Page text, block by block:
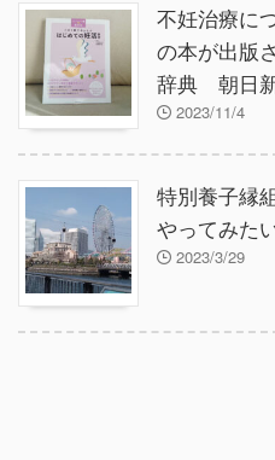
不妊治療に
の本が出版
辞典 朝日
2023/11/4
特別養子縁
やってみた
2023/3/29